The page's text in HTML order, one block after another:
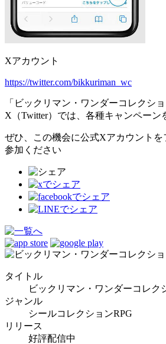
Xアカウント
https://twitter.com/bikkuriman_wc
「ビックリマン・ワンダーコレクシ
X（Twitter）では、各種キャンペーン
ぜひ、この機会に公式Xアカウント
参加ください
タイトル
ビックリマン・ワンダーコレク
ジャンル
シールコレクションRPG
リリース
好評配信中